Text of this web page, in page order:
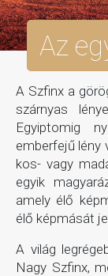
Az
A Szfinx a
szárnyas
Egyiptomig
emberfejű lény
kos- vagy
egyik
amely élő
élő képmását
A világ
Nagy Szfinx,